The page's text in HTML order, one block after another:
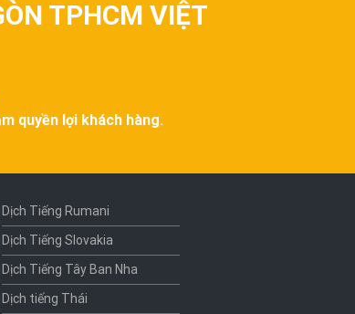
TPHCM VIỆT
quyền lợi khách hàng.
Dịch Tiếng Rumani
Dịch Tiếng Slovakia
Dịch Tiếng Tây Ban Nha
Dịch tiếng Thái